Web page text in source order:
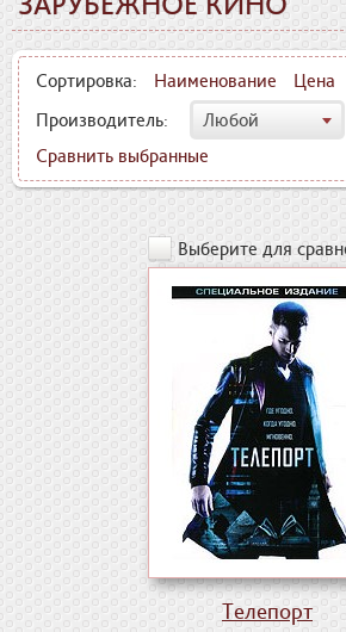
Сортировка: Наименование
Цена
Производитель:
Любой
Сравнить выбранные
Выберите для
Телепорт